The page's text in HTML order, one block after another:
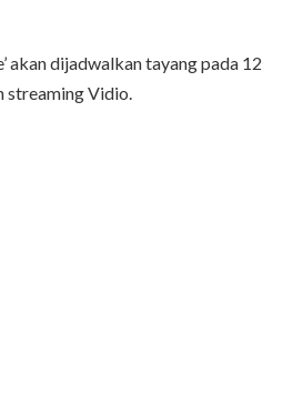
akan dijadwalkan tayang pada 12
streaming Vidio.